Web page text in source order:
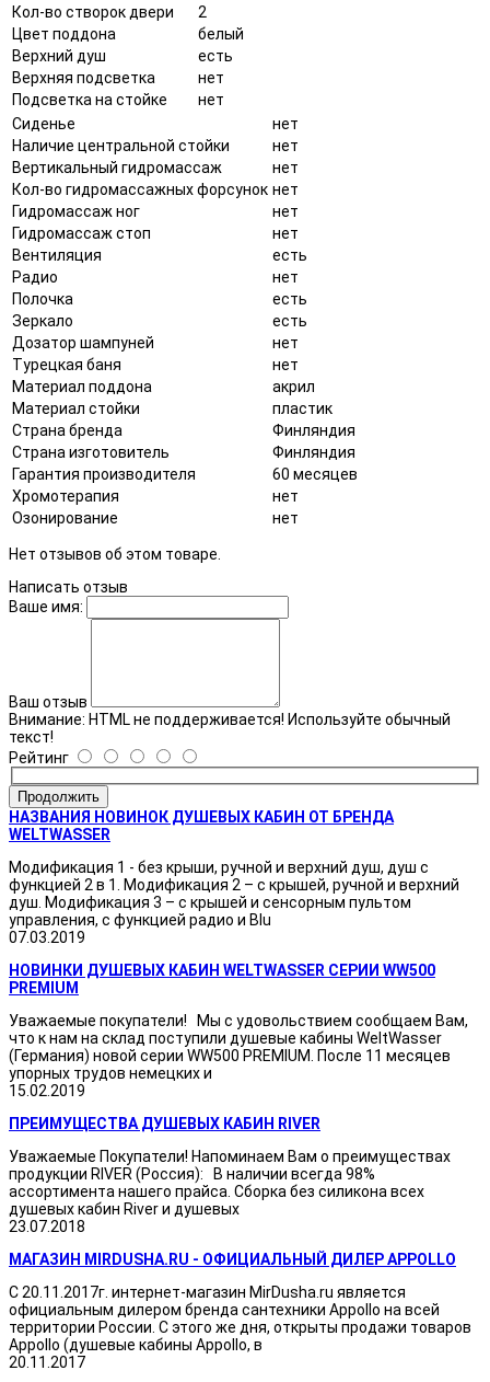
Кол-во створок двери
2
Цвет поддона
белый
Верхний душ
есть
Верхняя подсветка
нет
Подсветка на стойке
нет
Сиденье
нет
Наличие центральной стойки
нет
Вертикальный гидромассаж
нет
Кол-во гидромассажных форсунок нет
Гидромассаж ног
нет
Гидромассаж стоп
нет
Вентиляция
есть
Радио
нет
Полочка
есть
Зеркало
есть
Дозатор шампуней
нет
Турецкая баня
нет
Материал поддона
акрил
Материал стойки
пластик
Страна бренда
Финляндия
Страна изготовитель
Финляндия
Гарантия производителя
60 месяцев
Хромотерапия
нет
Озонирование
нет
Нет отзывов об этом товаре.
Написать отзыв
Ваше имя:
Ваш отзыв
Внимание: HTML не поддерживается! Используйте обычный
текст!
Рейтинг
Продолжить
НАЗВАНИЯ НОВИНОК ДУШЕВЫХ КАБИН ОТ БРЕНДА
WELTWASSER
Модификация 1 - без крыши, ручной и верхний душ, душ с
функцией 2 в 1. Модификация 2 – с крышей, ручной и верхний
душ. Модификация 3 – с крышей и сенсорным пультом
управления, с функцией радио и Blu
07.03.2019
НОВИНКИ ДУШЕВЫХ КАБИН WELTWASSER СЕРИИ WW500
PREMIUM
Уважаемые покупатели! Мы с удовольствием сообщаем Вам,
что к нам на склад поступили душевые кабины WeltWasser
(Германия) новой серии WW500 PREMIUM. После 11 месяцев
упорных трудов немецких и
15.02.2019
ПРЕИМУЩЕСТВА ДУШЕВЫХ КАБИН RIVER
Уважаемые Покупатели! Напоминаем Вам о преимуществах
продукции RIVER (Россия): В наличии всегда 98%
ассортимента нашего прайса. Сборка без силикона всех
душевых кабин River и душевых
23.07.2018
МАГАЗИН MIRDUSHA.RU - ОФИЦИАЛЬНЫЙ ДИЛЕР APPOLLO
С 20.11.2017г. интернет-магазин MirDusha.ru является
официальным дилером бренда сантехники Appollo на всей
территории России. С этого же дня, открыты продажи товаров
Appollo (душевые кабины Appollo, в
20.11.2017